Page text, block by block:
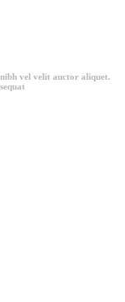
vel velit auctor aliquet.